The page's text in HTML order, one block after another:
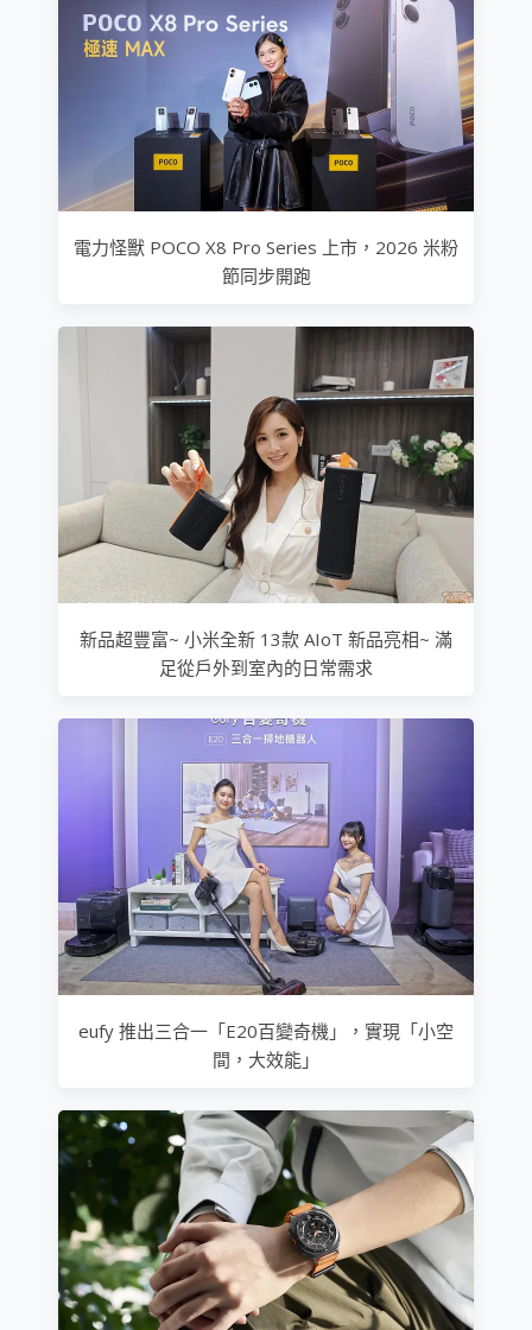
電力怪獸 POCO X8 Pro Series 上市，2026 米粉
節同步開跑
新品超豐富~ 小米全新 13款 AIoT 新品亮相~ 滿
足從戶外到室內的日常需求
eufy 推出三合一「E20百變奇機」，實現「小空
間，大效能」